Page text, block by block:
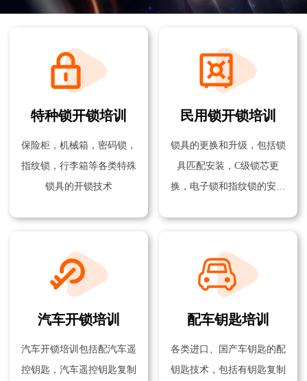
特种锁开锁培训
保险柜，机械箱，密码锁，
指纹锁，行李箱等各类特殊
锁具的开锁技术
民用锁开锁培训
锁具的更换和升级，包括锁
具匹配安装，C级锁芯更
换，电子锁和指纹锁的安装
汽车开锁培训
汽车开锁培训包括配汽车遥
控钥匙，汽车遥控钥匙复制
配车钥匙培训
各类进口、国产车钥匙的配
钥匙技术，包括有钥匙复制